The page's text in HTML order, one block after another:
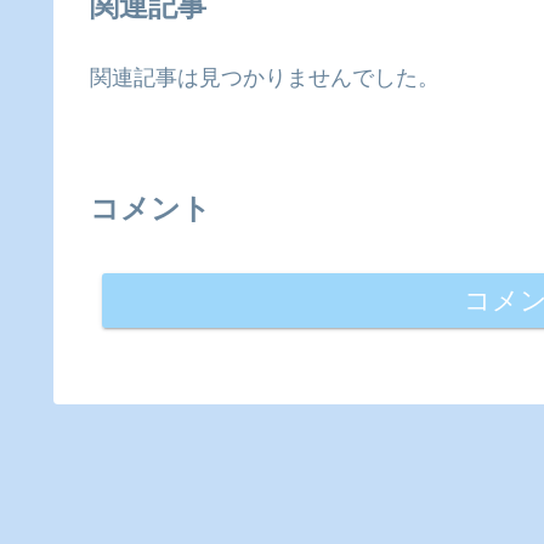
関連記事は見つかりませんでした。
コメント
コメ